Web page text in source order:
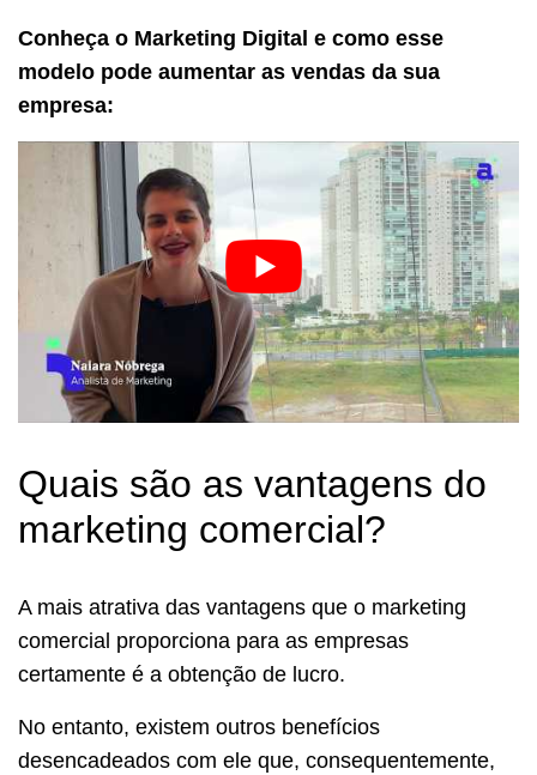
Conheça o Marketing Digital e como esse
modelo pode aumentar as vendas da sua
empresa:
Quais são as vantagens do
marketing comercial?
A mais atrativa das vantagens que o marketing
comercial proporciona para as empresas
certamente é a obtenção de lucro.
No entanto, existem outros benefícios
desencadeados com ele que, consequentemente,